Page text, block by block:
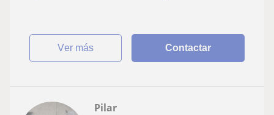
ver más Contactar
Pilar